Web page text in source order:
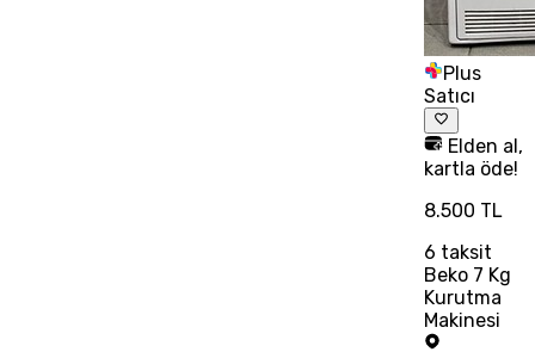
Plus
Satıcı
Elden al,
kartla öde!
8.500 TL
6 taksit
Beko 7 Kg
Kurutma
Makinesi